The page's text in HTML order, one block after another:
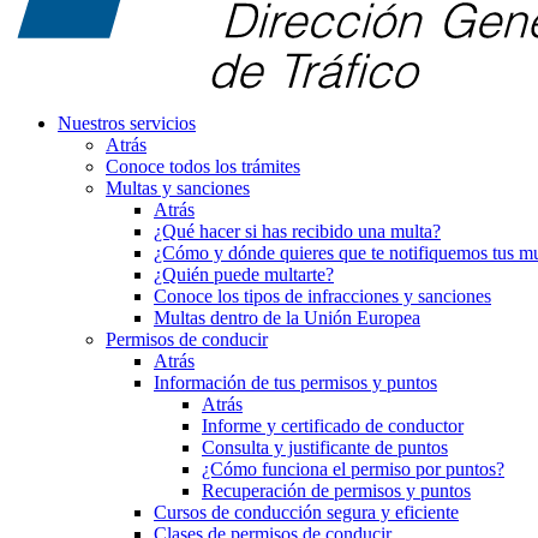
Nuestros servicios
Atrás
Conoce todos los trámites
Multas y sanciones
Atrás
¿Qué hacer si has recibido una multa?
¿Cómo y dónde quieres que te notifiquemos tus
¿Quién puede multarte?
Conoce los tipos de infracciones y sanciones
Multas dentro de la Unión Europea
Permisos de conducir
Atrás
Información de tus permisos y puntos
Atrás
Informe y certificado de conductor
Consulta y justificante de puntos
¿Cómo funciona el permiso por puntos?
Recuperación de permisos y puntos
Cursos de conducción segura y eficiente